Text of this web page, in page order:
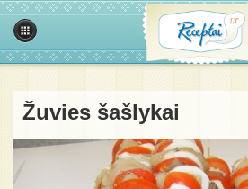
Žuvies šašlykai